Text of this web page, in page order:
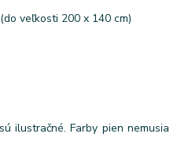
veľkosti 200 x 140 cm)
ilustračné. Farby pien nemusia